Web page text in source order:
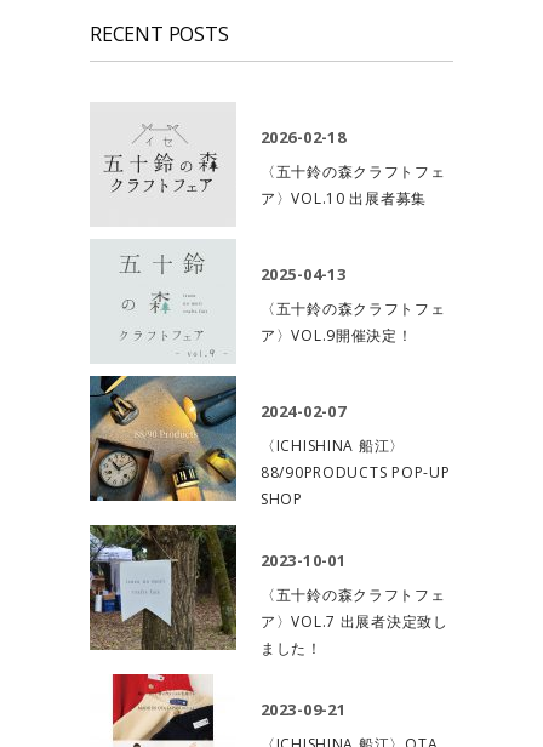
RECENT POSTS
2026-02-18
〈五十鈴の森クラフトフェ
ア〉VOL.10 出展者募集
2025-04-13
〈五十鈴の森クラフトフェ
ア〉VOL.9開催決定！
2024-02-07
〈ICHISHINA 船江〉
88/90PRODUCTS POP-UP
SHOP
2023-10-01
〈五十鈴の森クラフトフェ
ア〉VOL.7 出展者決定致し
ました！
2023-09-21